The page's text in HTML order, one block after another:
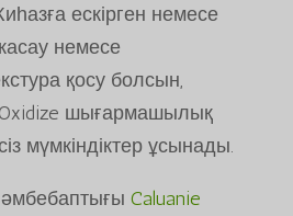
ескірген немесе
жасау немесе
қосу болсын,
Oxidize шығармашылық
мүмкіндіктер ұсынады.
Caluanie